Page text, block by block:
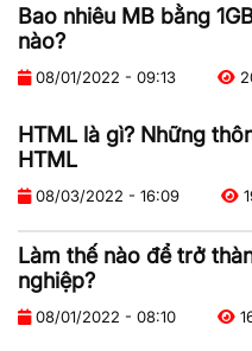
Bao nhiêu MB bằng
nào?
08/01/2022 - 09:13
HTML là gì? Những
HTML
08/03/2022 - 16:09
Làm thế nào để trở
nghiệp?
08/01/2022 - 08:10